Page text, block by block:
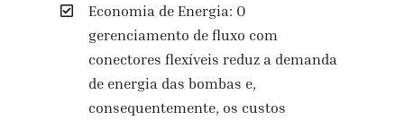
Economia de Energia: O
gerenciamento de fluxo com
conectores flexíveis reduz a demanda
de energia das bombas e,
consequentemente, os custos